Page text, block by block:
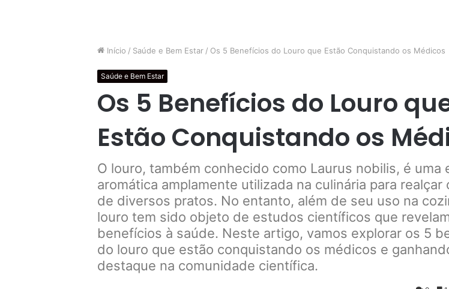
Início / Saúde e Bem Estar / Os 5 Benefícios do Louro que Estão Conquistando os Médicos
Saúde e Bem Estar
Os 5 Benefícios do Louro
Estão Conquistando os
O louro, também conhecido como Laurus nobilis, é uma
aromática amplamente utilizada na culinária para realçar
de diversos pratos. No entanto, além de seu uso na
louro tem sido objeto de estudos científicos que
benefícios à saúde. Neste artigo, vamos explorar os 5
do louro que estão conquistando os médicos e
destaque na comunidade científica.